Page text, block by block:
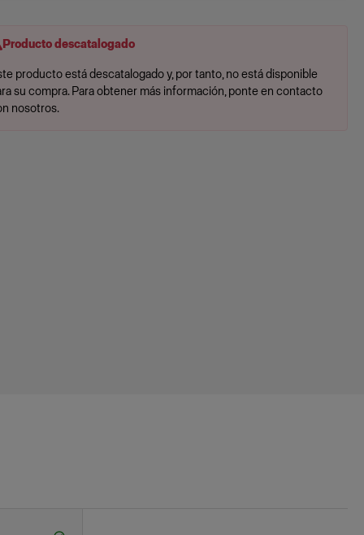
Producto descatalogado
producto está descatalogado y, por tanto, no está disponible
su compra. Para obtener más información, ponte en contacto
nosotros.